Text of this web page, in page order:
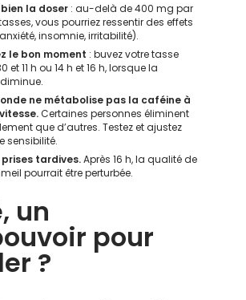
la doser : au-delà de 400 mg par
vous pourriez ressentir des effets
insomnie, irritabilité).
le bon moment : buvez votre tasse
et 11 h ou 14 h et 16 h, lorsque la
ne métabolise pas la caféine à
Certaines personnes éliminent
que d’autres. Testez et ajustez
sensibilité.
prises tardives.Après 16 h, la qualité de
pourrait être perturbée.
un
pour
?